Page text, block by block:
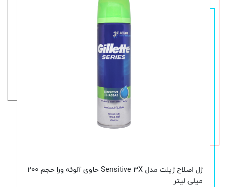
ژل اصلاح ژیلت مدل Sensitive 3X حاوی آلوئه ورا حجم 200
میلی لیتر